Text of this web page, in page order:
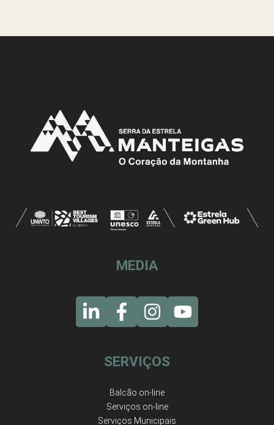
MEDIA
SERVIÇOS
Balcão on-line
Serviços on-line
Serviços Municipais